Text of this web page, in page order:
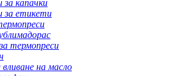
за капачки
за етикети
термопреси
на масло